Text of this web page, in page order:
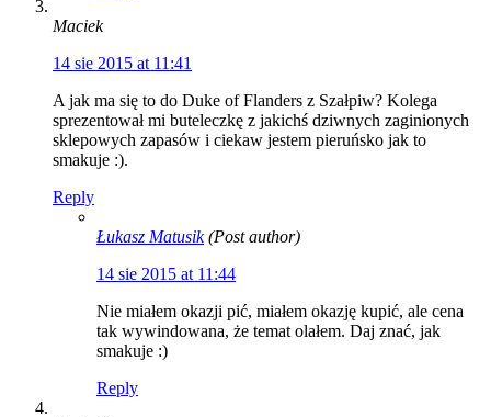
Maciek
14 sie 2015 at 11:41
A jak ma się to do Duke of Flanders z Szałpiw? Kolega
sprezentował mi buteleczkę z jakichś dziwnych zaginionych
sklepowych zapasów i ciekaw jestem pieruńsko jak to
smakuje :).
Reply
Łukasz Matusik (Post author)
14 sie 2015 at 11:44
Nie miałem okazji pić, miałem okazję kupić, ale cena
tak wywindowana, że temat olałem. Daj znać, jak
smakuje :)
Reply